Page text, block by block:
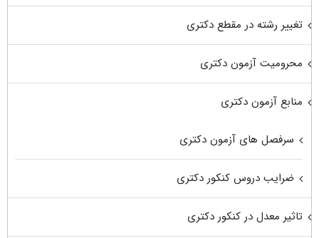
تغییر رشته در مقطع دکتری
محرومیت آزمون دکتری
منابع آزمون دکتری
سرفصل های آزمون دکتری
ضرایب دروس کنکور دکتری
تاثیر معدل در کنکور دکتری